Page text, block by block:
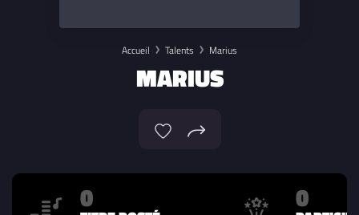
Accueil Talents Marius
MARIUS
0 0